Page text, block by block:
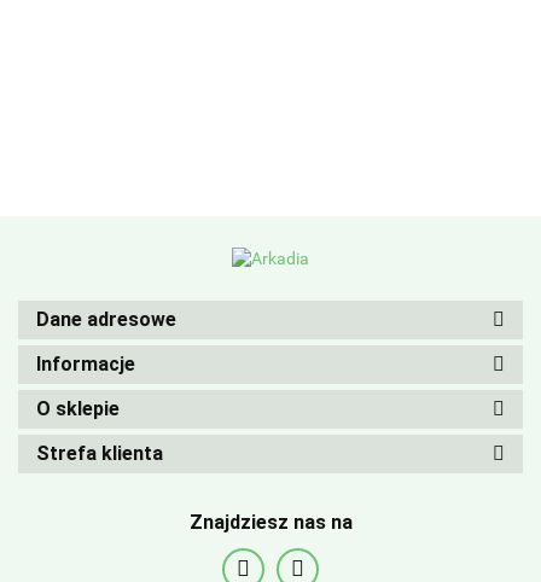
Dane adresowe
Informacje
O sklepie
Strefa klienta
Znajdziesz nas na